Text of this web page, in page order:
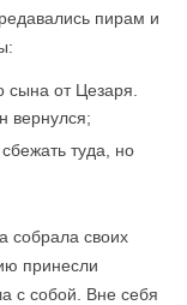
пирам и
сына от Цезаря.
вернулся;
туда, но
собрала своих
принесли
с собой. Вне себя